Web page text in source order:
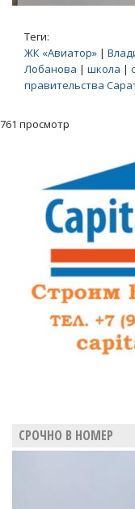
Теги:
ЖК «Авиатор» |
Лобанова | школа |
правительства
761 просмотр
СРОЧНО В НОМЕР